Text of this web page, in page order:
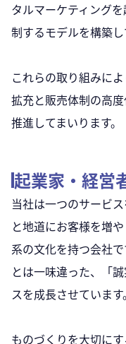
タルマーケティング
制するモデルを構築し
これらの取り組みに
拡充と販売体制の高
推進してまいります。
起業家・経営
当社は一つのサービ
と地道にお客様を増
系の文化を持つ会社
とは一味違った、「
スを成長させています。
ものづくりを大切に